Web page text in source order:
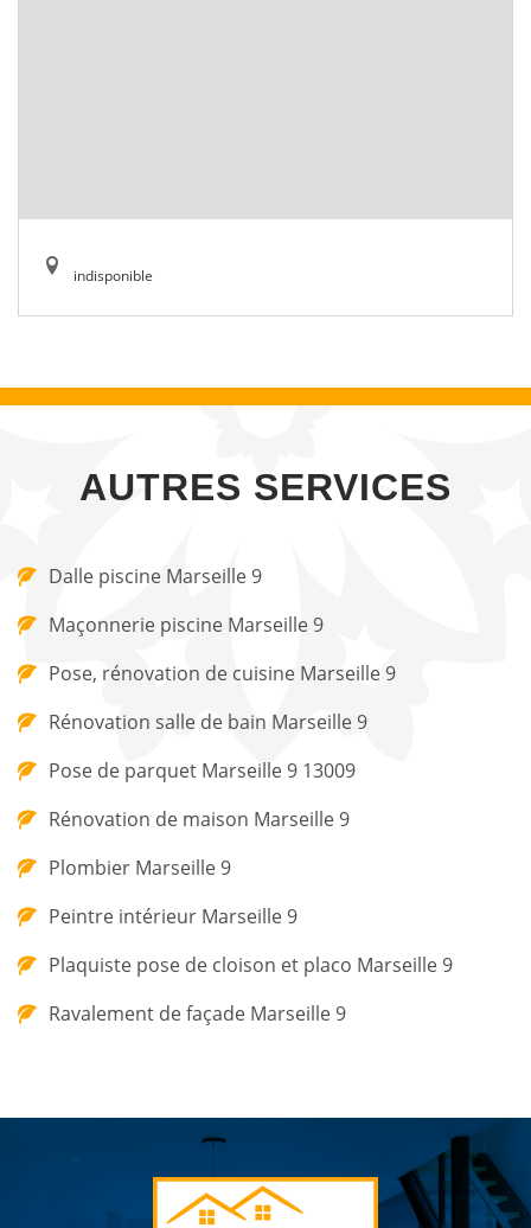
indisponible
AUTRES SERVICES
Dalle piscine Marseille 9
Maçonnerie piscine Marseille 9
Pose, rénovation de cuisine Marseille 9
Rénovation salle de bain Marseille 9
Pose de parquet Marseille 9 13009
Rénovation de maison Marseille 9
Plombier Marseille 9
Peintre intérieur Marseille 9
Plaquiste pose de cloison et placo Marseille 9
Ravalement de façade Marseille 9